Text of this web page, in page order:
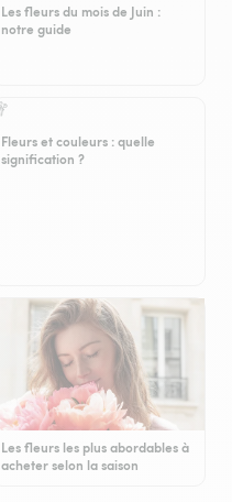
Les fleurs du mois de Juin :
notre guide
Fleurs et couleurs : quelle
signification ?
Les fleurs les plus abordables à
acheter selon la saison